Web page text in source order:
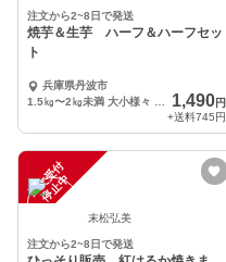
注文から2~8日で発送
焼芋＆生芋 ハーフ＆ハーフセッ
ト
兵庫県丹波市
1,490円
+送料745円
注
文
受
付
停
止
中
末松弘美
注文から2~8日で発送